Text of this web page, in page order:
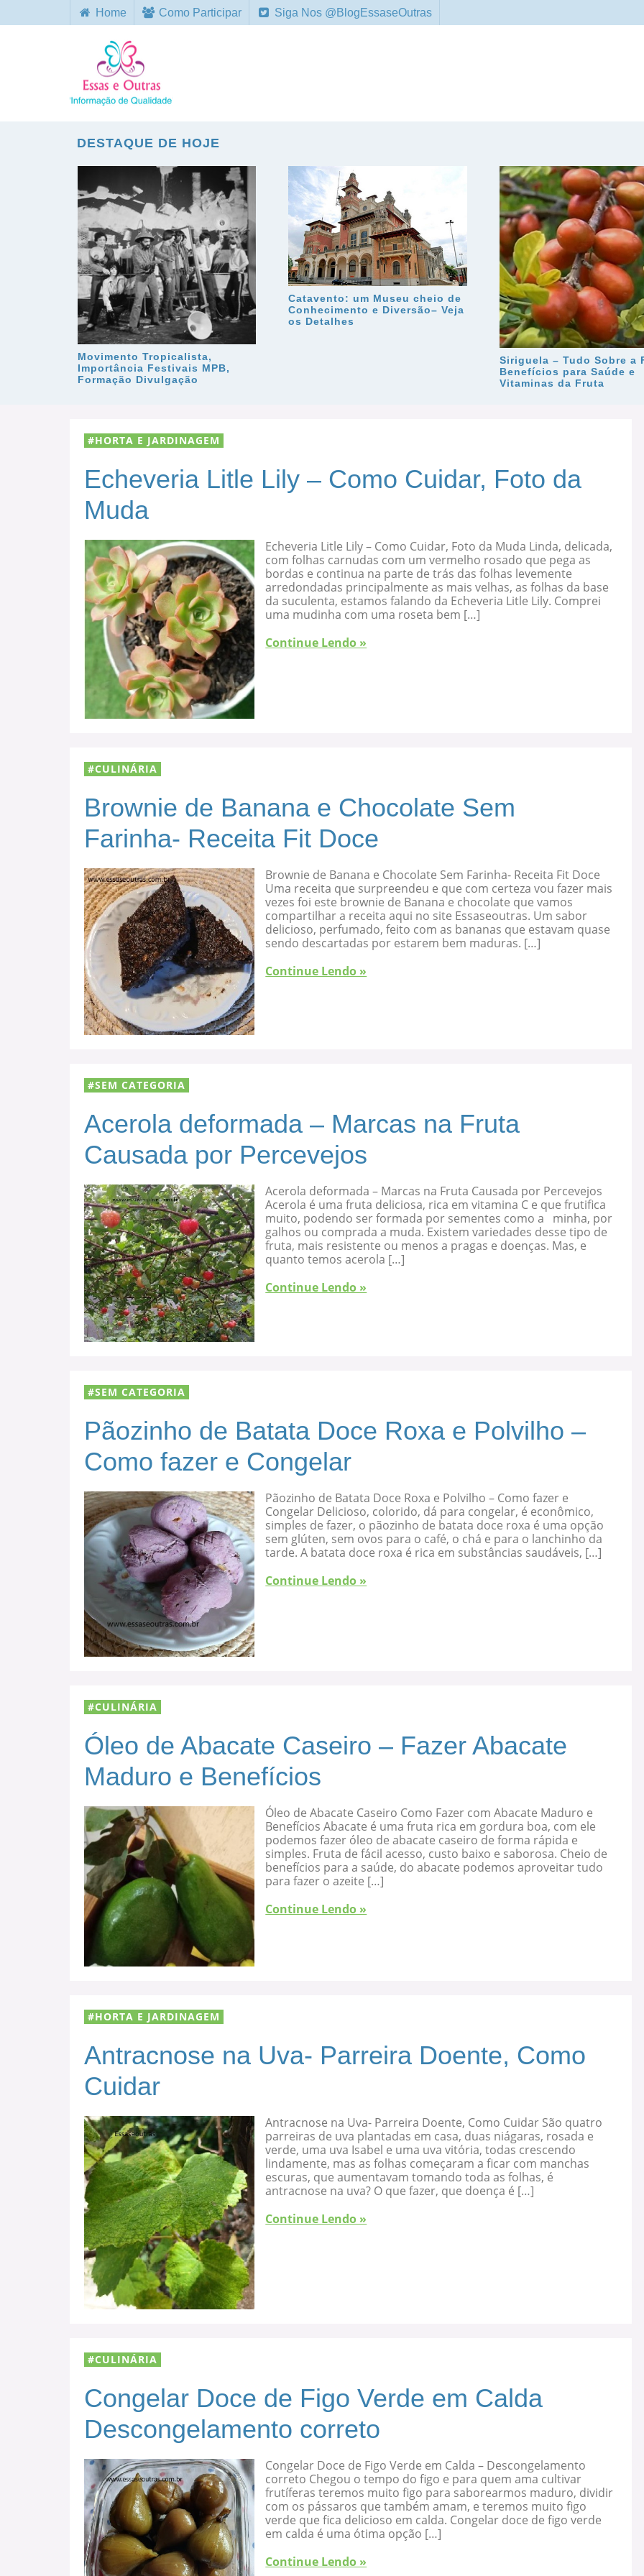
Home Como Participar Siga Nos @BlogEssaseOutras
DESTAQUE DE HOJE
Movimento Tropicalista,
Importância Festivais MPB,
Formação Divulgação
Catavento: um Museu cheio de
Conhecimento e Diversão– Veja
os Detalhes
Siriguela – Tudo Sobre a
Benefícios para Saúde e
Vitaminas da Fruta
HORTA E JARDINAGEM
Echeveria Litle Lily – Como Cuidar, Foto da
Muda
Echeveria Litle Lily – Como Cuidar, Foto da Muda Linda, delicada,
com folhas carnudas com um vermelho rosado que pega as
bordas e continua na parte de trás das folhas levemente
arredondadas principalmente as mais velhas, as folhas da base
da suculenta, estamos falando da Echeveria Litle Lily. Comprei
uma mudinha com uma roseta bem […]
Continue Lendo »
CULINÁRIA
Brownie de Banana e Chocolate Sem
Farinha- Receita Fit Doce
Brownie de Banana e Chocolate Sem Farinha- Receita Fit Doce
Uma receita que surpreendeu e que com certeza vou fazer mais
vezes foi este brownie de Banana e chocolate que vamos
compartilhar a receita aqui no site Essaseoutras. Um sabor
delicioso, perfumado, feito com as bananas que estavam quase
sendo descartadas por estarem bem maduras. […]
Continue Lendo »
SEM CATEGORIA
Acerola deformada – Marcas na Fruta
Causada por Percevejos
Acerola deformada – Marcas na Fruta Causada por Percevejos
Acerola é uma fruta deliciosa, rica em vitamina C e que frutifica
muito, podendo ser formada por sementes como a minha, por
galhos ou comprada a muda. Existem variedades desse tipo de
fruta, mais resistente ou menos a pragas e doenças. Mas, e
quanto temos acerola […]
Continue Lendo »
SEM CATEGORIA
Pãozinho de Batata Doce Roxa e Polvilho –
Como fazer e Congelar
Pãozinho de Batata Doce Roxa e Polvilho – Como fazer e
Congelar Delicioso, colorido, dá para congelar, é econômico,
simples de fazer, o pãozinho de batata doce roxa é uma opção
sem glúten, sem ovos para o café, o chá e para o lanchinho da
tarde. A batata doce roxa é rica em substâncias saudáveis, […]
Continue Lendo »
CULINÁRIA
Óleo de Abacate Caseiro – Fazer Abacate
Maduro e Benefícios
Óleo de Abacate Caseiro Como Fazer com Abacate Maduro e
Benefícios Abacate é uma fruta rica em gordura boa, com ele
podemos fazer óleo de abacate caseiro de forma rápida e
simples. Fruta de fácil acesso, custo baixo e saborosa. Cheio de
benefícios para a saúde, do abacate podemos aproveitar tudo
para fazer o azeite […]
Continue Lendo »
HORTA E JARDINAGEM
Antracnose na Uva- Parreira Doente, Como
Cuidar
Antracnose na Uva- Parreira Doente, Como Cuidar São quatro
parreiras de uva plantadas em casa, duas niágaras, rosada e
verde, uma uva Isabel e uma uva vitória, todas crescendo
lindamente, mas as folhas começaram a ficar com manchas
escuras, que aumentavam tomando toda as folhas, é
antracnose na uva? O que fazer, que doença é […]
Continue Lendo »
CULINÁRIA
Congelar Doce de Figo Verde em Calda
Descongelamento correto
Congelar Doce de Figo Verde em Calda – Descongelamento
correto Chegou o tempo do figo e para quem ama cultivar
frutíferas teremos muito figo para saborearmos maduro, dividir
com os pássaros que também amam, e teremos muito figo
verde que fica delicioso em calda. Congelar doce de figo verde
em calda é uma ótima opção […]
Continue Lendo »